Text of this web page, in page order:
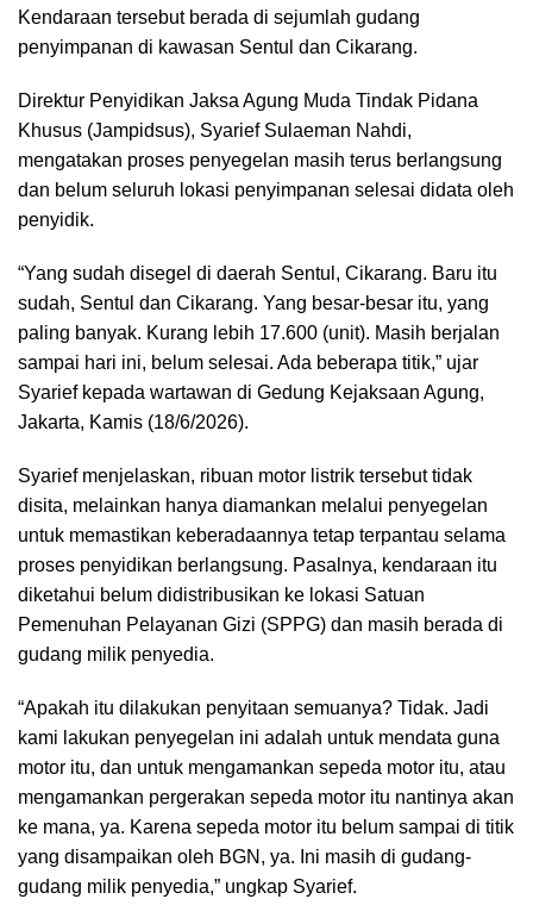
Kendaraan tersebut berada di sejumlah gudang
penyimpanan di kawasan Sentul dan Cikarang.
Direktur Penyidikan Jaksa Agung Muda Tindak Pidana
Khusus (Jampidsus), Syarief Sulaeman Nahdi,
mengatakan proses penyegelan masih terus berlangsung
dan belum seluruh lokasi penyimpanan selesai didata oleh
penyidik.
“Yang sudah disegel di daerah Sentul, Cikarang. Baru itu
sudah, Sentul dan Cikarang. Yang besar-besar itu, yang
paling banyak. Kurang lebih 17.600 (unit). Masih berjalan
sampai hari ini, belum selesai. Ada beberapa titik,” ujar
Syarief kepada wartawan di Gedung Kejaksaan Agung,
Jakarta, Kamis (18/6/2026).
Syarief menjelaskan, ribuan motor listrik tersebut tidak
disita, melainkan hanya diamankan melalui penyegelan
untuk memastikan keberadaannya tetap terpantau selama
proses penyidikan berlangsung. Pasalnya, kendaraan itu
diketahui belum didistribusikan ke lokasi Satuan
Pemenuhan Pelayanan Gizi (SPPG) dan masih berada di
gudang milik penyedia.
“Apakah itu dilakukan penyitaan semuanya? Tidak. Jadi
kami lakukan penyegelan ini adalah untuk mendata guna
motor itu, dan untuk mengamankan sepeda motor itu, atau
mengamankan pergerakan sepeda motor itu nantinya akan
ke mana, ya. Karena sepeda motor itu belum sampai di titik
yang disampaikan oleh BGN, ya. Ini masih di gudang-
gudang milik penyedia,” ungkap Syarief.